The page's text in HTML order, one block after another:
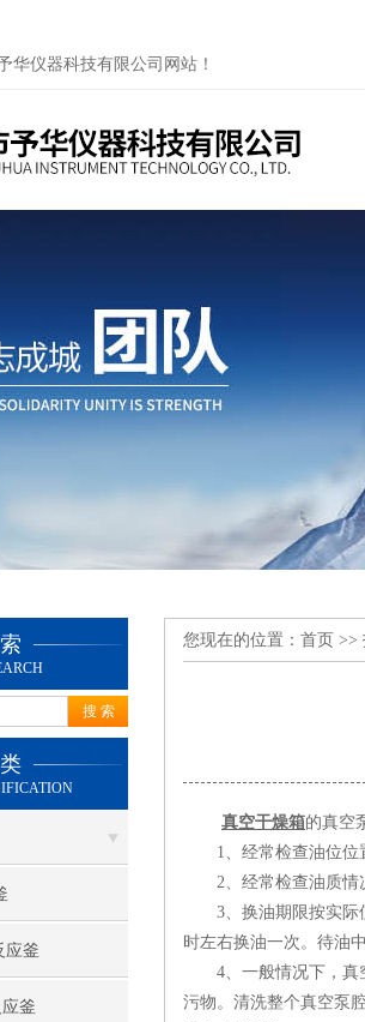
华仪器科技有限公司网站！
应釜
釜
您现在的位置： 首页 >>
真空干燥箱的真空
1、经常检查油位位置
2、经常检查油质情
3、换油期限按实际使
时左右换油一次。待油
4、一般情况下，真空
污物。清洗整个真空泵